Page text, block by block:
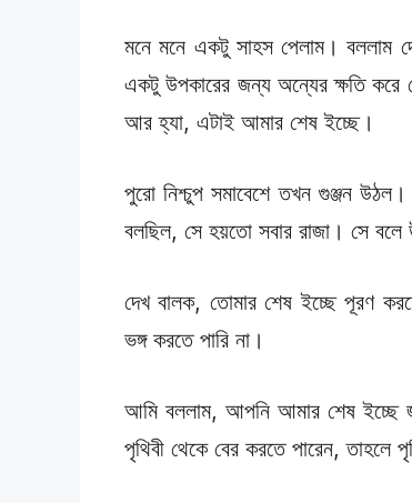
মনে মনে একটু সাহস পেলাম। বললাম
একটু উপকারের জন্য অন্যের ক্ষতি করে
আর হ্যা, এটাই আমার শেষ ইচ্ছে।
পুরো নিশ্চুপ সমাবেশে তখন গুঞ্জন
বলছিল, সে হয়তো সবার রাজা। সে
দেখ বালক, তোমার শেষ ইচ্ছে পূরণ
ভঙ্গ করতে পারি না।
আমি বললাম, আপনি আমার শেষ ইচ্ছে
পৃথিবী থেকে বের করতে পারেন, তাহলে